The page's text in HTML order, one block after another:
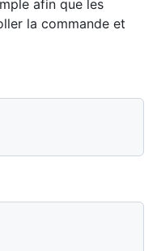
afin que les
la commande et